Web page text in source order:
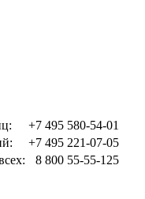
+7 495 580-54-01
+7 495 221-07-05
8 800 55-55-125